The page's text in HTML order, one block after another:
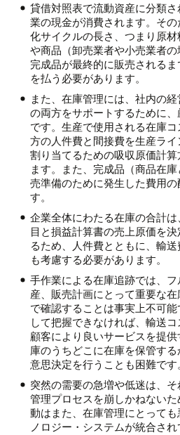
貸借対照表で流動資産に分類
業の現金が消費されます。そ
化サイクルの長さ、つまり原材
や商品（卸売業者や小売業者
完成品が最終的に販売される
を払う必要があります。
また、在庫管理には、社内の
の両方をサポートするために
です。生産で使用される在庫
方の人件費と間接費を生産ラ
割り当てるための吸収原価計
ます。また、完成品（商品在
売準備のために発生した費用
す。
企業全体にわたる在庫の合計
目と損益計算書の売上原価を
るため、人件費とともに、輸
も考慮する必要があります。
手作業による在庫追跡では、
産、販売計画にとって重要な
で確認することは事実上不可
して把握できなければ、輸送コ
顧客により良いサービスを提
庫のうちどこに在庫を保管す
意思決定を行うことも困難です。
突然の需要の急増や低迷は、
管理プロセスを崩しかねない
動はまた、在庫管理にとって
ノロジー・システムが統合さ